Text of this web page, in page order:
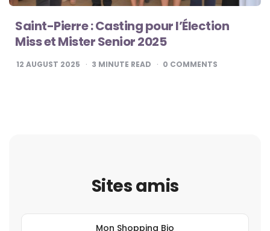
Saint-Pierre : Casting pour l’Élection
Miss et Mister Senior 2025
12 AUGUST 2025 3 MINUTE READ 0 COMMENTS
Sites amis
Mon Shopping Bio